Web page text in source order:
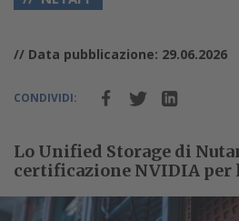
// Data pubblicazione: 29.06.2026
CONDIVIDI:
Lo Unified Storage di
certificazione NVIDIA per